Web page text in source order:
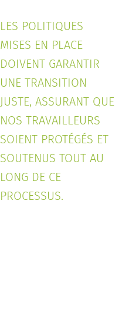
LES POLITIQUES
MISES EN PLACE
DOIVENT GARANTIR
UNE TRANSITION
JUSTE, ASSURANT QUE
NOS TRAVAILLEURS
SOIENT PROTÉGÉS ET
SOUTENUS TOUT AU
LONG DE CE
PROCESSUS.